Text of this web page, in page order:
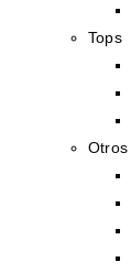
Tops
Otros